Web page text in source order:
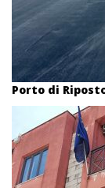
Porto di